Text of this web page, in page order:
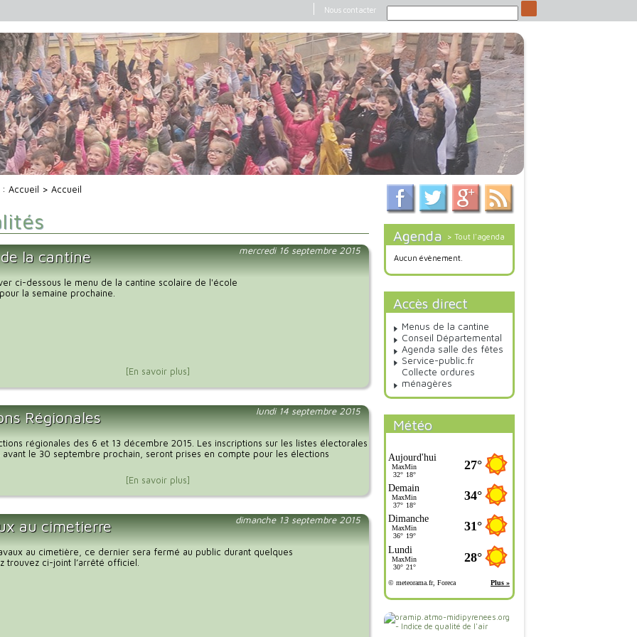
Nous contacter
:Accueil > Accueil
mercredi 16 septembre 2015
la cantine
ci-dessous le menu de la cantine scolaire de l'école
la semaine prochaine.
[En savoir plus]
lundi 14 septembre 2015
Régionales
régionales des 6 et 13 décembre 2015. Les inscriptions sur les listes électorales
avant le 30 septembre prochain, seront prises en compte pour les élections
[En savoir plus]
dimanche 13 septembre 2015
au cimetierre
au cimetière, ce dernier sera fermé au public durant quelques
trouvez ci-joint l’arrêté officiel.
Agenda > Tout l'agenda
Aucun évènement.
Accès direct
Menus de la cantine
Conseil Départemental
Agenda salle des fêtes
Service-public.fr
Collecte ordures
ménagères
Météo